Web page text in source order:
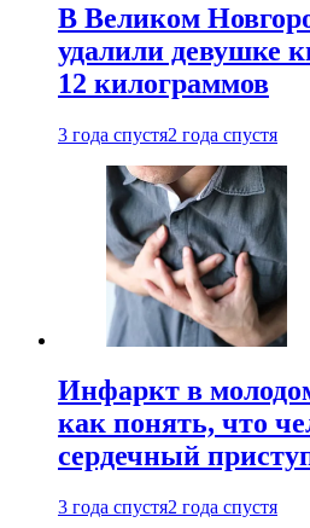
В Великом
удалили девушке
12 килограммов
3 года спустя2 года спустя
Инфаркт в
как понять, что
сердечный
3 года спустя2 года спустя